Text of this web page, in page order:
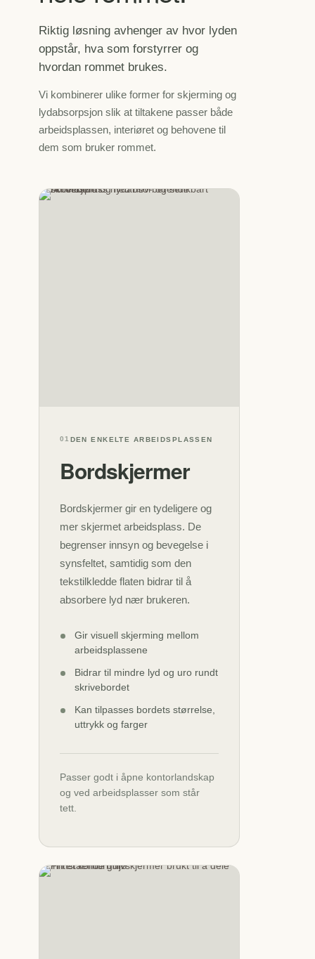
Riktig løsning avhenger av hvor lyden
oppstår, hva som forstyrrer og
hvordan rommet brukes.
Vi kombinerer ulike former for skjerming og
lydabsorpsjon slik at tiltakene passer både
arbeidsplassen, interiøret og behovene til
dem som bruker rommet.
01 DEN ENKELTE ARBEIDSPLASSEN
Bordskjermer
Bordskjermer gir en tydeligere og
mer skjermet arbeidsplass. De
begrenser innsyn og bevegelse i
synsfeltet, samtidig som den
tekstilkledde flaten bidrar til å
absorbere lyd nær brukeren.
Gir visuell skjerming mellom
arbeidsplassene
Bidrar til mindre lyd og uro rundt
skrivebordet
Kan tilpasses bordets størrelse,
uttrykk og farger
Passer godt i åpne kontorlandskap
og ved arbeidsplasser som står
tett.